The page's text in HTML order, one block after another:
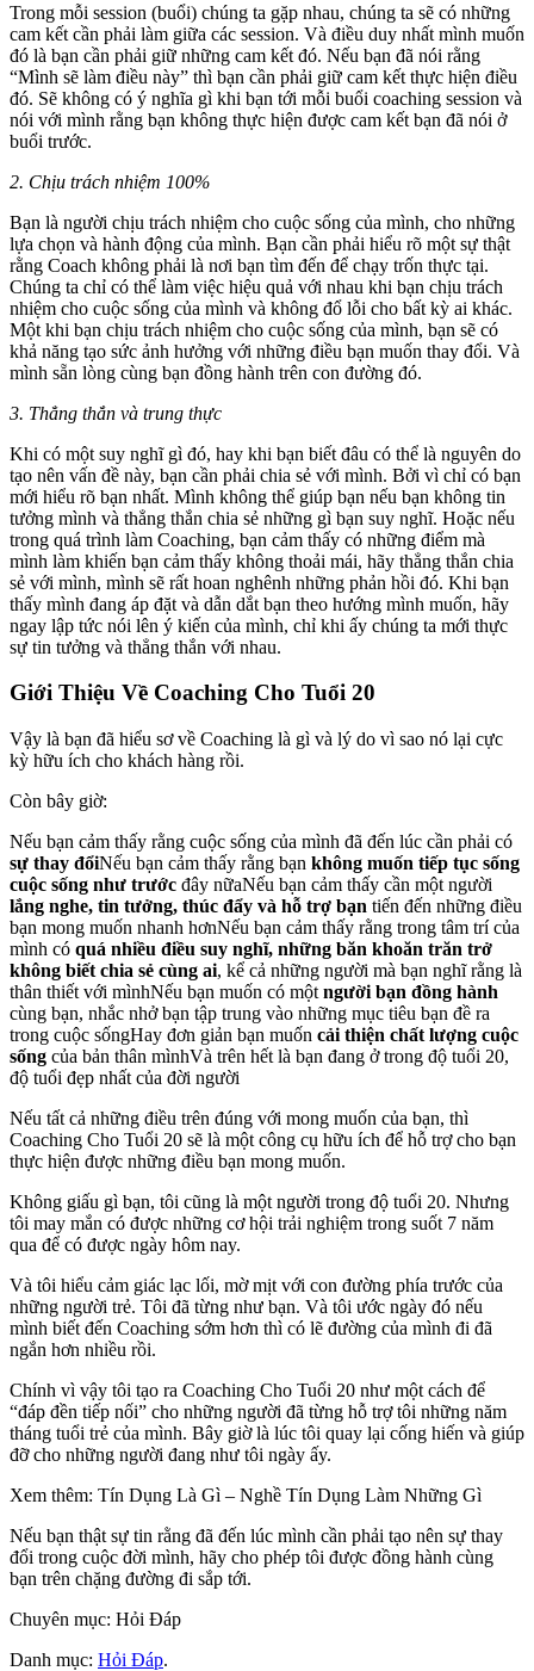
Trong mỗi session (buổi) chúng ta gặp nhau, chúng ta sẽ có những
cam kết cần phải làm giữa các session. Và điều duy nhất mình muốn
đó là bạn cần phải giữ những cam kết đó. Nếu bạn đã nói rằng
“Mình sẽ làm điều này” thì bạn cần phải giữ cam kết thực hiện điều
đó. Sẽ không có ý nghĩa gì khi bạn tới mỗi buổi coaching session và
nói với mình rằng bạn không thực hiện được cam kết bạn đã nói ở
buổi trước.
2. Chịu trách nhiệm 100%
Bạn là người chịu trách nhiệm cho cuộc sống của mình, cho những
lựa chọn và hành động của mình. Bạn cần phải hiểu rõ một sự thật
rằng Coach không phải là nơi bạn tìm đến để chạy trốn thực tại.
Chúng ta chỉ có thể làm việc hiệu quả với nhau khi bạn chịu trách
nhiệm cho cuộc sống của mình và không đổ lỗi cho bất kỳ ai khác.
Một khi bạn chịu trách nhiệm cho cuộc sống của mình, bạn sẽ có
khả năng tạo sức ảnh hưởng với những điều bạn muốn thay đổi. Và
mình sẵn lòng cùng bạn đồng hành trên con đường đó.
3. Thẳng thắn và trung thực
Khi có một suy nghĩ gì đó, hay khi bạn biết đâu có thể là nguyên do
tạo nên vấn đề này, bạn cần phải chia sẻ với mình. Bởi vì chỉ có bạn
mới hiểu rõ bạn nhất. Mình không thể giúp bạn nếu bạn không tin
tưởng mình và thẳng thắn chia sẻ những gì bạn suy nghĩ. Hoặc nếu
trong quá trình làm Coaching, bạn cảm thấy có những điểm mà
mình làm khiến bạn cảm thấy không thoải mái, hãy thẳng thắn chia
sẻ với mình, mình sẽ rất hoan nghênh những phản hồi đó. Khi bạn
thấy mình đang áp đặt và dẫn dắt bạn theo hướng mình muốn, hãy
ngay lập tức nói lên ý kiến của mình, chỉ khi ấy chúng ta mới thực
sự tin tưởng và thẳng thắn với nhau.
Giới Thiệu Về Coaching Cho Tuổi 20
Vậy là bạn đã hiểu sơ về Coaching là gì và lý do vì sao nó lại cực
kỳ hữu ích cho khách hàng rồi.
Còn bây giờ:
Nếu bạn cảm thấy rằng cuộc sống của mình đã đến lúc cần phải có
sự thay đổiNếu bạn cảm thấy rằng bạn không muốn tiếp tục sống
cuộc sống như trước đây nữaNếu bạn cảm thấy cần một người
lắng nghe, tin tưởng, thúc đẩy và hỗ trợ bạn tiến đến những điều
bạn mong muốn nhanh hơnNếu bạn cảm thấy rằng trong tâm trí của
mình có quá nhiều điều suy nghĩ, những băn khoăn trăn trở
không biết chia sẻ cùng ai, kể cả những người mà bạn nghĩ rằng là
thân thiết với mìnhNếu bạn muốn có một người bạn đồng hành
cùng bạn, nhắc nhở bạn tập trung vào những mục tiêu bạn đề ra
trong cuộc sốngHay đơn giản bạn muốn cải thiện chất lượng cuộc
sống của bản thân mìnhVà trên hết là bạn đang ở trong độ tuổi 20,
độ tuổi đẹp nhất của đời người
Nếu tất cả những điều trên đúng với mong muốn của bạn, thì
Coaching Cho Tuổi 20 sẽ là một công cụ hữu ích để hỗ trợ cho bạn
thực hiện được những điều bạn mong muốn.
Không giấu gì bạn, tôi cũng là một người trong độ tuổi 20. Nhưng
tôi may mắn có được những cơ hội trải nghiệm trong suốt 7 năm
qua để có được ngày hôm nay.
Và tôi hiểu cảm giác lạc lối, mờ mịt với con đường phía trước của
những người trẻ. Tôi đã từng như bạn. Và tôi ước ngày đó nếu
mình biết đến Coaching sớm hơn thì có lẽ đường của mình đi đã
ngắn hơn nhiều rồi.
Chính vì vậy tôi tạo ra Coaching Cho Tuổi 20 như một cách để
“đáp đền tiếp nối” cho những người đã từng hỗ trợ tôi những năm
tháng tuổi trẻ của mình. Bây giờ là lúc tôi quay lại cống hiến và giúp
đỡ cho những người đang như tôi ngày ấy.
Xem thêm: Tín Dụng Là Gì – Nghề Tín Dụng Làm Những Gì
Nếu bạn thật sự tin rằng đã đến lúc mình cần phải tạo nên sự thay
đổi trong cuộc đời mình, hãy cho phép tôi được đồng hành cùng
bạn trên chặng đường đi sắp tới.
Chuyên mục: Hỏi Đáp
Danh mục: Hỏi Đáp.